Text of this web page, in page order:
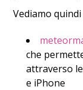
Vediamo
che
attraverso
e iPhone